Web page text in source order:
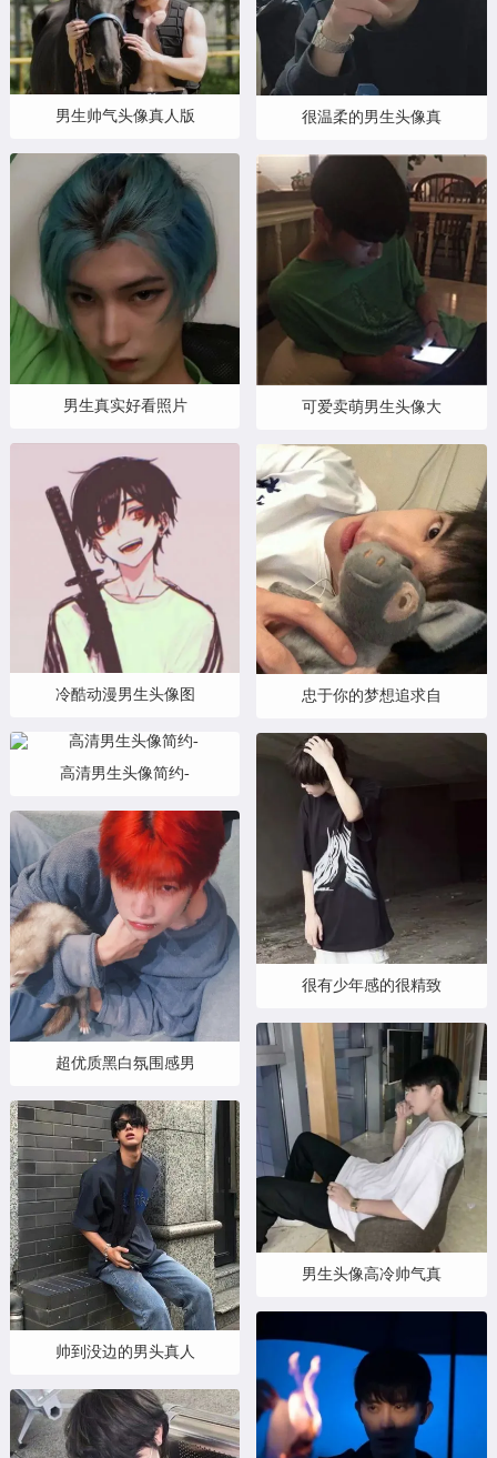
男生帅气头像真人版
男生真实好看照片
冷酷动漫男生头像图
高清男生头像简约-
超优质黑白氛围感男
帅到没边的男头真人
很温柔的男生头像真
可爱卖萌男生头像大
忠于你的梦想追求自
很有少年感的很精致
男生头像高冷帅气真